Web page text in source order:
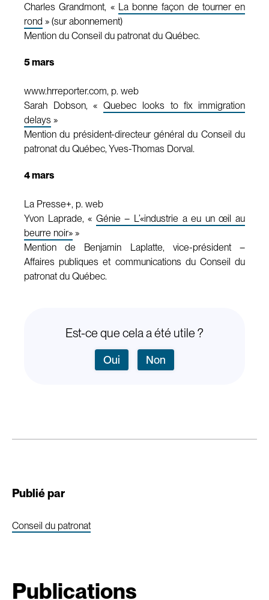
Charles Grandmont, « La bonne façon de tourner en
rond » (sur abonnement)
Mention du Conseil du patronat du Québec.
5 mars
www.hrreporter.com, p. web
Sarah Dobson, «Quebec looks to fix immigration
delays »
Mention du président-directeur général du Conseil du
patronat du Québec, Yves-Thomas Dorval.
4 mars
La Presse+, p. web
Yvon Laprade, « Génie – L’«industrie a eu un œil au
beurre noir» »
Mention de Benjamin Laplatte, vice-président –
Affaires publiques et communications du Conseil du
patronat du Québec.
Est-ce que cela a été utile ?
Oui Non
Publié par
Conseil du patronat
Publications